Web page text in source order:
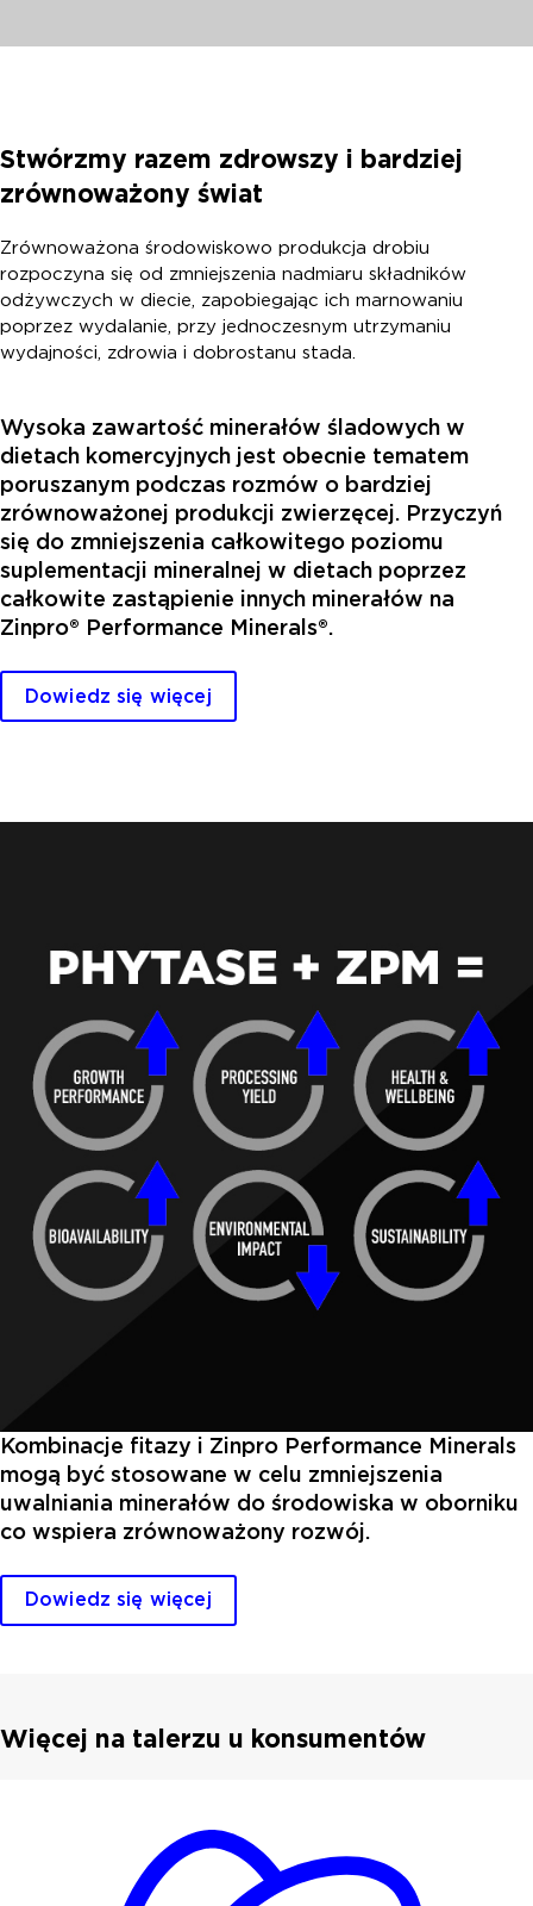
Stwórzmy razem zdrowszy i bardziej
zrównoważony świat
Zrównoważona środowiskowo produkcja drobiu
rozpoczyna się od zmniejszenia nadmiaru składników
odżywczych w diecie, zapobiegając ich marnowaniu
poprzez wydalanie, przy jednoczesnym utrzymaniu
wydajności, zdrowia i dobrostanu stada.
Wysoka zawartość minerałów śladowych w
dietach komercyjnych jest obecnie tematem
poruszanym podczas rozmów o bardziej
zrównoważonej produkcji zwierzęcej. Przyczyń
się do zmniejszenia całkowitego poziomu
suplementacji mineralnej w dietach poprzez
całkowite zastąpienie innych minerałów na
Zinpro® Performance Minerals®.
Dowiedz się więcej
Kombinacje fitazy i Zinpro Performance Minerals
mogą być stosowane w celu zmniejszenia
uwalniania minerałów do środowiska w oborniku
co wspiera zrównoważony rozwój.
Dowiedz się więcej
Więcej na talerzu u konsumentów